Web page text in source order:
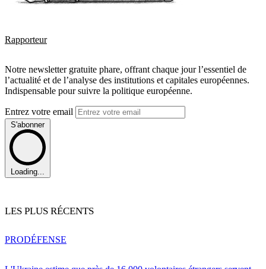
Rapporteur
Notre newsletter gratuite phare, offrant chaque jour l’essentiel de
l’actualité et de l’analyse des institutions et capitales européennes.
Indispensable pour suivre la politique européenne.
Entrez votre email
S'abonner
Loading...
LES PLUS RÉCENTS
PRODÉFENSE